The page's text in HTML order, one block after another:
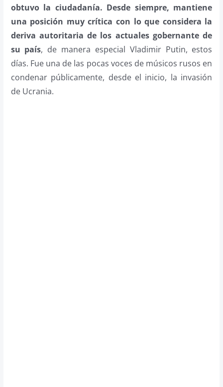
obtuvo la ciudadanía. Desde siempre, mantiene
una posición muy crítica con lo que considera la
deriva autoritaria de los actuales gobernante de
su país, de manera especial Vladimir Putin, estos
días. Fue una de las pocas voces de músicos rusos en
condenar públicamente, desde el inicio, la invasión
de Ucrania.